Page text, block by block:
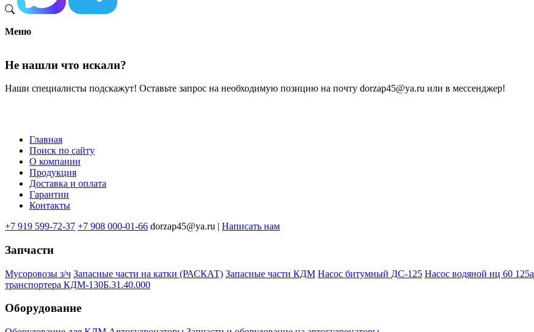
Меню
Не нашли что искали?
Наши специалисты подскажут! Оставьте запрос на необходимую позицию на почту dorzap45@ya.ru или в мессенджер!
Меню
подвале
Главная
Поиск по сайту
О компании
Продукция
Доставка и оплата
Гарантии
Контакты
+7 919 599-72-37 +7 908 000-01-66 dorzap45@ya.ru | Написать нам
Запчасти
Мусоровозы з/ч Запасные части на катки (РАСКАТ) Запасные части КДМ Насос битумный ДС-125 Насос водяной нц 60 125а
транспортера КДМ-130Б.31.40.000
Оборудование